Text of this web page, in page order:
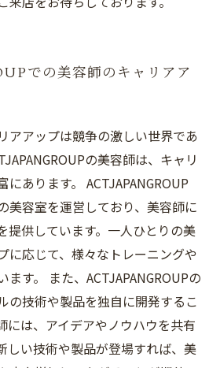
での美容師のキャリアア
アアップは競争の激しい世界であ
の美容師は、キャリ
あります。 ACTJAPANGROUP
美容室を運営しており、美容師に
提供しています。一人ひとりの美
に応じて、様々なトレーニングや
す。 また、ACTJAPANGROUPの
の技術や製品を独自に開発するこ
には、アイデアやノウハウを共有
しい技術や製品が登場すれば、美